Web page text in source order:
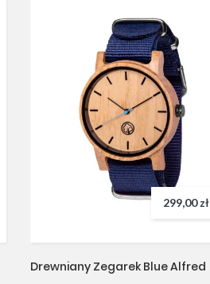
299,00 zł
Drewniany Zegarek Blue Alfred